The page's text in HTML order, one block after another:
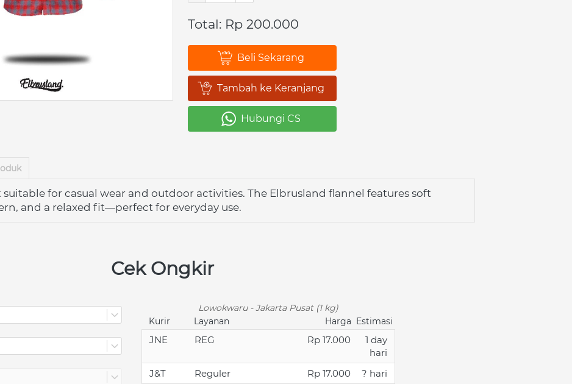
Total: Rp 200.000
` Beli Sekarang
` Tambah ke Keranjang
` Hubungi CS
for casual wear and outdoor activities. The Elbrusland flannel features soft
and a relaxed fit—perfect for everyday use.
Cek Ongkir
Lowokwaru - Jakarta Pusat (1 kg)
Kurir
Layanan Harga Estimasi
JNE REG Rp 17.000
1 day
hari
J&T
Reguler Rp 17.000 ? hari